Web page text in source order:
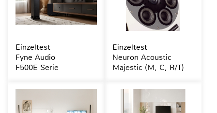
Einzeltest
Fyne Audio
F500E Serie
Einzeltest
Neuron Acoustic
Majestic (M, C, R/T)